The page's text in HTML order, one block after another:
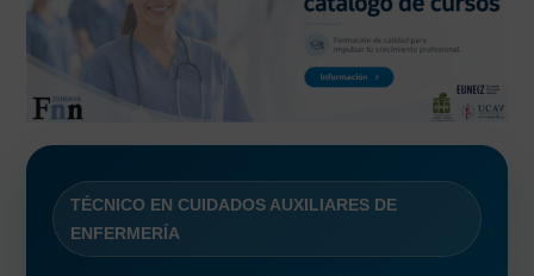
TÉCNICO EN CUIDADOS AUXILIARES DE
ENFERMERÍA